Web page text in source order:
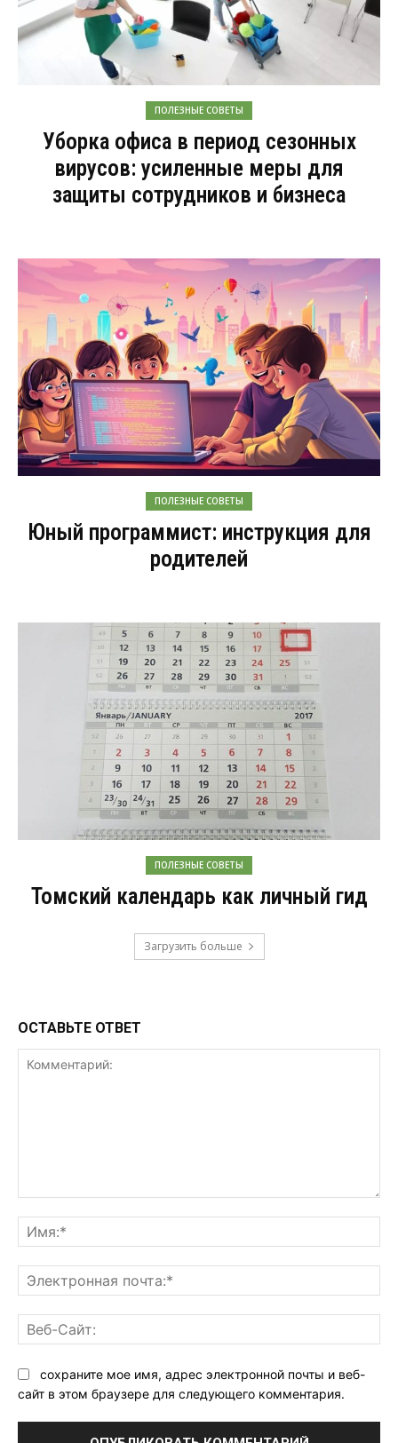
ПОЛЕЗНЫЕ СОВЕТЫ
Уборка офиса в период сезонных
вирусов: усиленные меры для
защиты сотрудников и бизнеса
ПОЛЕЗНЫЕ СОВЕТЫ
Юный программист: инструкция для
родителей
ПОЛЕЗНЫЕ СОВЕТЫ
Томский календарь как личный гид
Загрузить больше
ОСТАВЬТЕ ОТВЕТ
сохраните мое имя, адрес электронной почты и веб-
сайт в этом браузере для следующего комментария.